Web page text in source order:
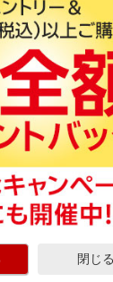
閉じる
不可
（対角）
11枚
花形レンズフード